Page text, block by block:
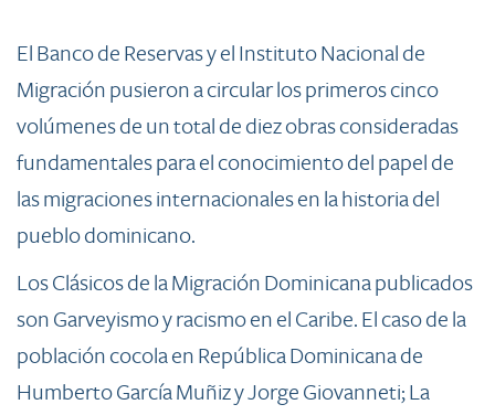
El Banco de Reservas y el Instituto Nacional de
Migración pusieron a circular los primeros cinco
volúmenes de un total de diez obras consideradas
fundamentales para el conocimiento del papel de
las migraciones internacionales en la historia del
pueblo dominicano.
Los Clásicos de la Migración Dominicana publicados
son Garveyismo y racismo en el Caribe. El caso de la
población cocola en República Dominicana de
Humberto García Muñiz y Jorge Giovanneti; La